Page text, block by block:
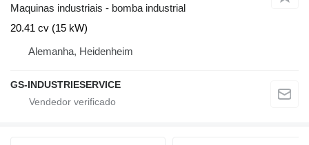
Maquinas industriais - bomba industrial
20.41 cv (15 kW)
Alemanha, Heidenheim
GS-INDUSTRIESERVICE